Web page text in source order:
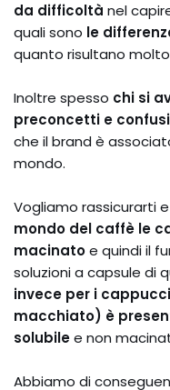
da difficoltà nel
quali sono le
quanto risultano molto
Inoltre spesso chi si
preconcetti e
che il brand è
mondo.
Vogliamo rassicurarti e
mondo del caffè le
macinatoe quindi il
soluzioni a capsule di
invece per i
macchiato) è
solubilee non
Abbiamo di